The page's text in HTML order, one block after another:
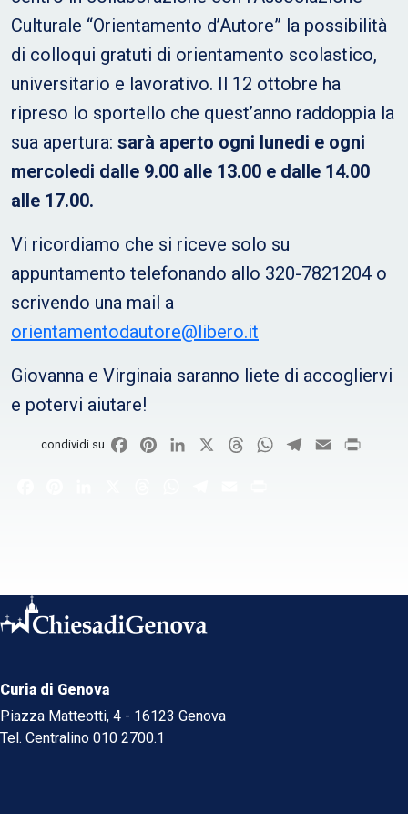
Culturale “Orientamento d’Autore” la possibilità
di colloqui gratuti di orientamento scolastico,
universitario e lavorativo. Il 12 ottobre ha
ripreso lo sportello che quest’anno raddoppia la
sua apertura: sarà aperto ogni lunedi e ogni
mercoledi dalle 9.00 alle 13.00 e dalle 14.00
alle 17.00.
Vi ricordiamo che si riceve solo su
appuntamento telefonando allo 320-7821204 o
scrivendo una mail a
orientamentodautore@libero.it
Giovanna e Virginaia saranno liete di accogliervi
e potervi aiutare!
condividi su FacebookPinterestLinkedIn ThreadsWhatsApp
Telegram
Email
Curia di Genova
Piazza Matteotti, 4 - 16123 Genova
Tel. Centralino 010 2700.1